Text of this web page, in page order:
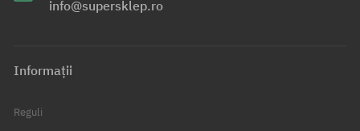
info@supersklep.ro
Informații
Reguli